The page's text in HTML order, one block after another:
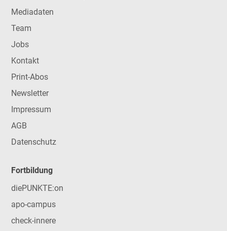
Mediadaten
Team
Jobs
Kontakt
Print-Abos
Newsletter
Impressum
AGB
Datenschutz
Fortbildung
diePUNKTE:on
apo-campus
check-innere